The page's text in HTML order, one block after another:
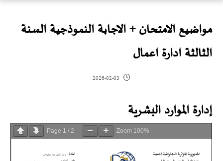
مواضيع الامتحان + الاجابة النموذجية السنة
الثالثة ادارة اعمال
2026-02-03
إدارة الموارد البشرية
Page 1 / 2 Zoom 100%